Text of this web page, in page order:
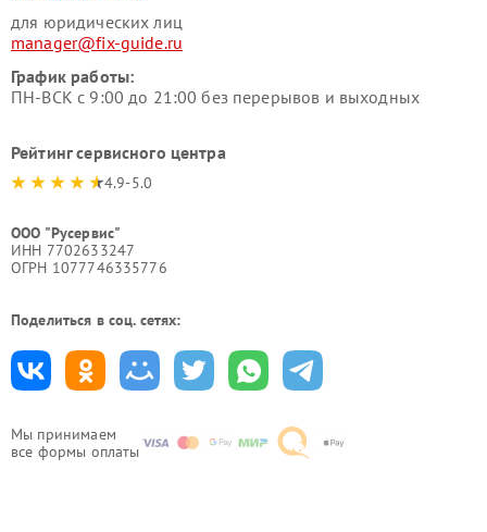
Мы принимаем
все формы оплаты
для юридических лиц
manager@fix-guide.ru
График работы:
ПН-ВСК с 9:00 до 21:00 без перерывов и выходных
Рейтинг сервисного центра
4.9-5.0
ООО "Русервис"
ИНН 7702633247
ОГРН 1077746335776
Поделиться в соц. сетях: